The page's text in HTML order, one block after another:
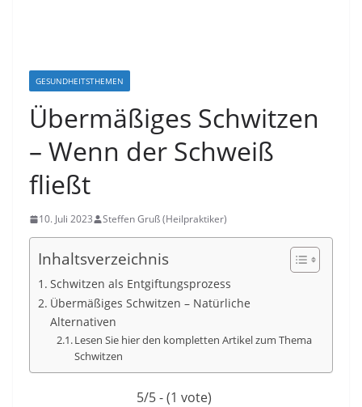
GESUNDHEITSTHEMEN
Übermäßiges Schwitzen
– Wenn der Schweiß
fließt
10. Juli 2023 Steffen Gruß (Heilpraktiker)
Inhaltsverzeichnis
Schwitzen als Entgiftungsprozess
Übermäßiges Schwitzen – Natürliche
Alternativen
Lesen Sie hier den kompletten Artikel zum Thema
Schwitzen
5/5 - (1 vote)